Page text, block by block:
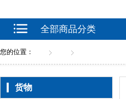
全部商品分类
您的位置：
货物